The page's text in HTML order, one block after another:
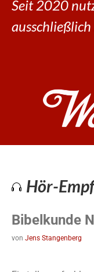
Seit 2020
Hör-
Bibelkunde
von Jens Stangenberg